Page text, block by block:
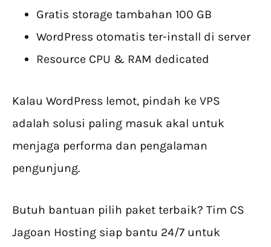
Gratis storage tambahan 100 GB
WordPress otomatis ter-install di server
Resource CPU & RAM dedicated
Kalau WordPress lemot, pindah ke VPS
adalah solusi paling masuk akal untuk
menjaga performa dan pengalaman
pengunjung.
Butuh bantuan pilih paket terbaik? Tim CS
Jagoan Hosting siap bantu 24/7 untuk